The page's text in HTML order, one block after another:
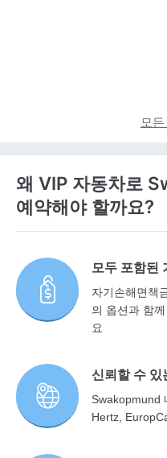
모
왜 VIP 자동차로
예약해야 할까요?
모두 포함된
자기손해면책
의 옵션과 함
요
신뢰할 수 있
Swakopmund
Hertz,